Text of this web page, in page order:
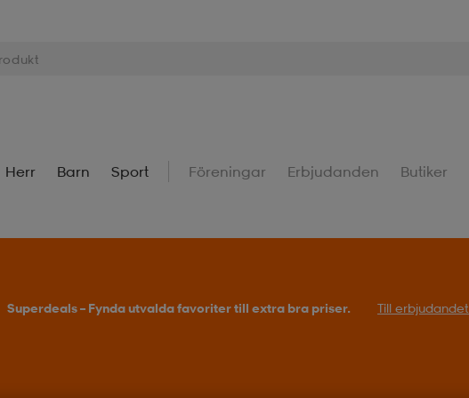
Herr Barn Sport Föreningar Erbjudanden Butiker
Superdeals – Fynda utvalda favoriter till extra bra priser. Till erbjudandet